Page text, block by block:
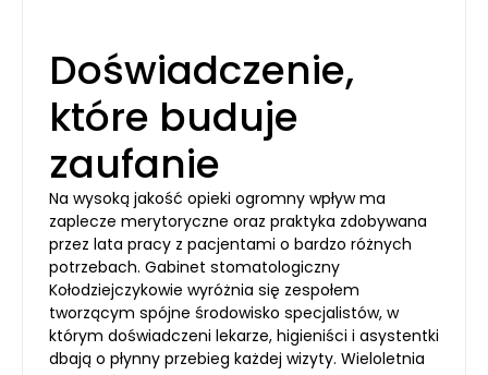
Doświadczenie,
które buduje
zaufanie
Na wysoką jakość opieki ogromny wpływ ma
zaplecze merytoryczne oraz praktyka zdobywana
przez lata pracy z pacjentami o bardzo różnych
potrzebach. Gabinet stomatologiczny
Kołodziejczykowie wyróżnia się zespołem
tworzącym spójne środowisko specjalistów, w
którym doświadczeni lekarze, higieniści i asystentki
dbają o płynny przebieg każdej wizyty. Wieloletnia